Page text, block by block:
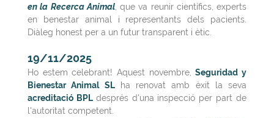
en la Recerca Animal, que va reunir científics, experts
en benestar animal i representants dels pacients.
Diàleg honest per a un futur transparent i ètic.
19/11/2025
Ho estem celebrant! Aquest novembre, Seguridad y
Bienestar Animal SL
ha renovat amb èxit la seva
acreditació BPL després d'una inspecció per part de
l'autoritat competent.